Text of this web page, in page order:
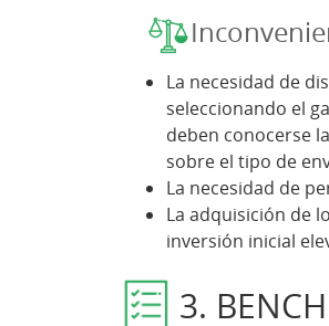
La necesidad de
seleccionando el
deben conocerse
sobre el tipo de
La necesidad de
La adquisición de
inversión inicial
3.